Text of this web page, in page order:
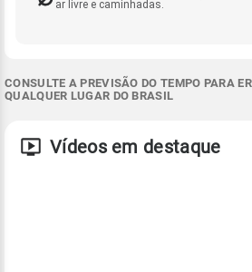
ar livre e caminhadas.
CONSULTE A PREVISÃO DO TEMPO PARA
QUALQUER LUGAR DO BRASIL
Vídeos em destaque